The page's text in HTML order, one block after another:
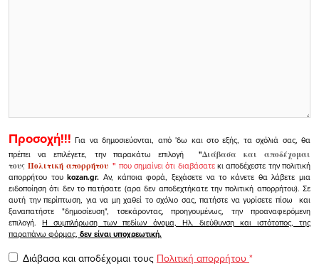
Προσοχή!!! Για να δημοσιεύονται, από 'δω και στο εξής, τα σχόλιά σας, θα
πρέπει να επιλέγετε, την παρακάτω επιλογή
"Διάβασα και αποδέχομαι
τουςΠολιτική απορρήτου" που σημαίνει ότι διαβάσατεκι αποδέχεστε την πολιτική
απορρήτου τουkozan.gr. Αν, κάποια φορά, ξεχάσετε να το κάνετε θα λάβετε μια
ειδοποίηση ότι δεν το πατήσατε (αρα δεν αποδεχτήκατε την πολιτική απορρήτου). Σε
αυτή την περίπτωση, για να μη χαθεί το σχόλιο σας, πατήστε να γυρίσετε πίσω και
ξαναπατήστε "δημοσίευση", τσεκάροντας, προηγουμένως, την προαναφερόμενη
επιλογή.Η συμπλήρωση των πεδίων όνομα, Ηλ. διεύθυνση και ιστότοπος, της
παραπάνω φόρμας, δεν είναι υποχρεωτική.
Διάβασα και αποδέχομαι τους Πολιτική απορρήτου *